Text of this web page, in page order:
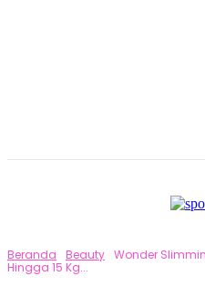
Beranda Beauty Wonder
Hingga 15 Kg...